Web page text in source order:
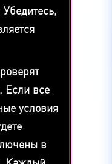
Если все
условия
в